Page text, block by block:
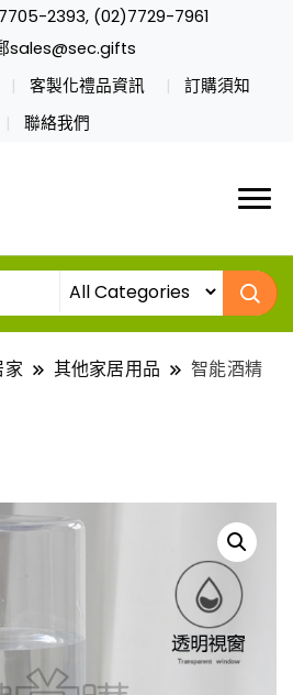
2393, (02)7729-7961
sales@sec.gifts
客製化禮品資訊
訂購須知
聯絡我們
家 其他家居用品
智能酒精